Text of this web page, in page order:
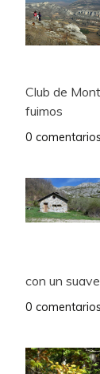
Club de
fuimos
0 comentarios
con un
0 comentarios